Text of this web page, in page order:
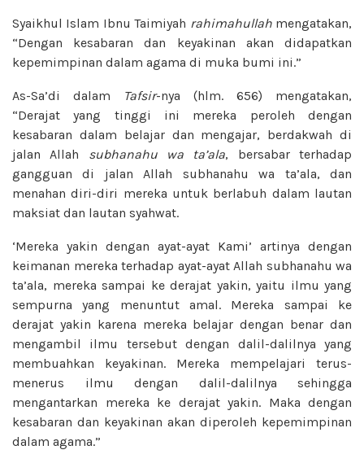
Syaikhul Islam Ibnu Taimiyah rahimahullah mengatakan,
“Dengan kesabaran dan keyakinan akan didapatkan
kepemimpinan dalam agama di muka bumi ini.”
As-Sa’di dalam Tafsir-nya (hlm. 656) mengatakan,
“Derajat yang tinggi ini mereka peroleh dengan
kesabaran dalam belajar dan mengajar, berdakwah di
jalan Allah subhanahu wa ta’ala, bersabar terhadap
gangguan di jalan Allah subhanahu wa ta’ala, dan
menahan diri-diri mereka untuk berlabuh dalam lautan
maksiat dan lautan syahwat.
‘Mereka yakin dengan ayat-ayat Kami’ artinya dengan
keimanan mereka terhadap ayat-ayat Allah subhanahu wa
ta’ala, mereka sampai ke derajat yakin, yaitu ilmu yang
sempurna yang menuntut amal. Mereka sampai ke
derajat yakin karena mereka belajar dengan benar dan
mengambil ilmu tersebut dengan dalil-dalilnya yang
membuahkan keyakinan. Mereka mempelajari terus-
menerus ilmu dengan dalil-dalilnya sehingga
mengantarkan mereka ke derajat yakin. Maka dengan
kesabaran dan keyakinan akan diperoleh kepemimpinan
dalam agama.”